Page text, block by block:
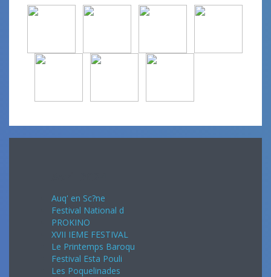
Auq' en Sc?ne
Festival National d
PROKINO
XVII IEME FESTIVAL
Le Printemps Baroqu
Festival Esta Pouli
Les Poquelinades